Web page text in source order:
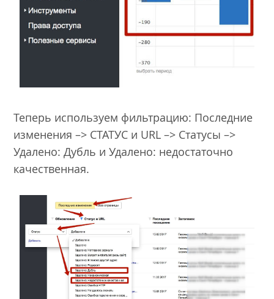
Теперь используем фильтрацию: Последние
изменения –> СТАТУС и URL –> Статусы –>
Удалено: Дубль и Удалено: недостаточно
качественная.